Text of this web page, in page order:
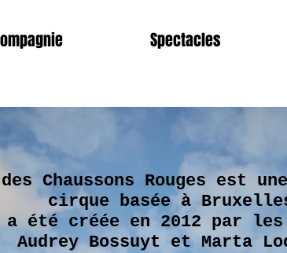
Spectacles
Chaussons Rouges est
cirque basée à
été créée en 2012 par les
Audrey Bossuyt et Marta